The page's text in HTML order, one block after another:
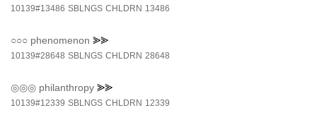
10139#13486 SBLNGS CHLDRN 13486
○○○ phenomenon ⪢⪢
10139#28648 SBLNGS CHLDRN 28648
◎◎◎ philanthropy ⪢⪢
10139#12339 SBLNGS CHLDRN 12339